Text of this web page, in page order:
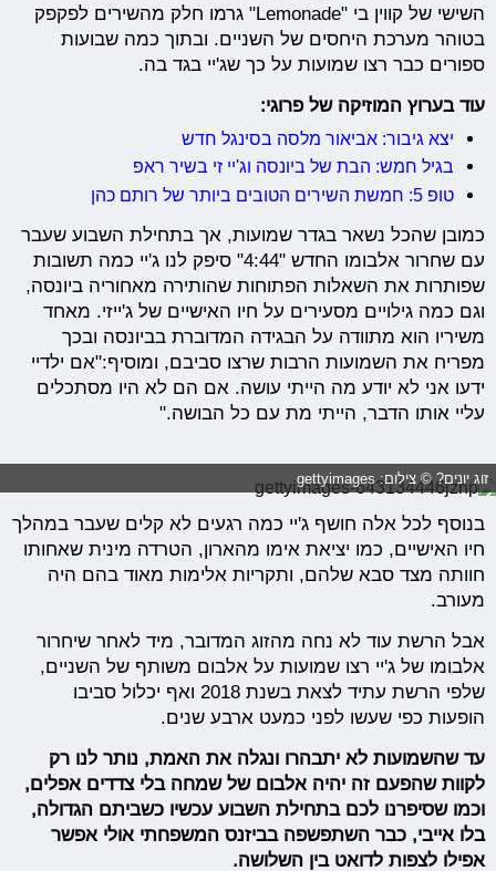
השישי של קווין בי "Lemonade" גרמו חלק מהשירים לפקפק
בטוהר מערכת היחסים של השניים. ובתוך כמה שבועות
ספורים כבר רצו שמועות על כך שג'יי בגד בה.
עוד בערוץ המוזיקה של פרוגי:
יצא גיבור: אביאור מלסה בסינגל חדש
בגיל חמש: הבת של ביונסה וג'יי זי בשיר ראפ
טופ 5: חמשת השירים הטובים ביותר של רותם כהן
כמובן שהכל נשאר בגדר שמועות, אך בתחילת השבוע שעבר
עם שחרור אלבומו החדש "4:44" סיפק לנו ג'יי כמה תשובות
שפותרות את השאלות הפתוחות שהותירה מאחוריה ביונסה,
וגם כמה גילויים מסעירים על חיו האישיים של ג'ייזי. מאחד
משיריו הוא מתוודה על הבגידה המדוברת בביונסה ובכך
מפריח את השמועות הרבות שרצו סביבם, ומוסיף:"אם ילדיי
ידעו אני לא יודע מה הייתי עושה. אם הם לא היו מסתכלים
עליי אותו הדבר, הייתי מת עם כל הבושה."
זוג יונים? © צילום: gettyimages
בנוסף לכל אלה חושף ג'יי כמה רגעים לא קלים שעבר במהלך
חיו האישיים, כמו יציאת אימו מהארון, הטרדה מינית שאחותו
חוותה מצד סבא שלהם, ותקריות אלימות מאוד בהם היה
מעורב.
אבל הרשת עוד לא נחה מהזוג המדובר, מיד לאחר שיחרור
אלבומו של ג'יי רצו שמועות על אלבום משותף של השניים,
שלפי הרשת עתיד לצאת בשנת 2018 ואף יכלול סביבו
הופעות כפי שעשו לפני כמעט ארבע שנים.
עד שהשמועות לא יתבהרו ונגלה את האמת, נותר לנו רק
לקוות שהפעם זה יהיה אלבום של שמחה בלי צדדים אפלים,
וכמו שסיפרנו לכם בתחילת השבוע עכשיו כשביתם הגדולה,
בלו אייבי, כבר השתפשפה בביזנס המשפחתי אולי אפשר
אפילו לצפות לדואט בין השלושה.